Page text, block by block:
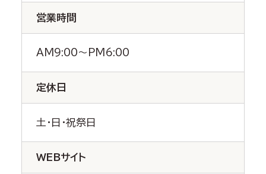
営業時間
AM9:00～PM6:00
定休日
土・日・祝祭日
WEBサイト